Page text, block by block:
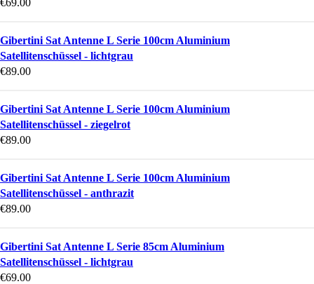
Gibertini Sat Antenne L Serie 100cm Aluminium
Satellitenschüssel - lichtgrau
€89.00
Gibertini Sat Antenne L Serie 100cm Aluminium
Satellitenschüssel - ziegelrot
€89.00
Gibertini Sat Antenne L Serie 100cm Aluminium
Satellitenschüssel - anthrazit
€89.00
Gibertini Sat Antenne L Serie 85cm Aluminium
Satellitenschüssel - lichtgrau
€69.00